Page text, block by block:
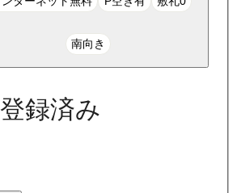
南向き
録済み